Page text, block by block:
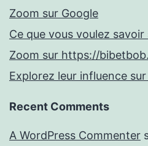
Zoom sur Google
Ce que vous voulez
Zoom sur https://
Explorez leur influence
Recent Comments
A WordPress Commenter